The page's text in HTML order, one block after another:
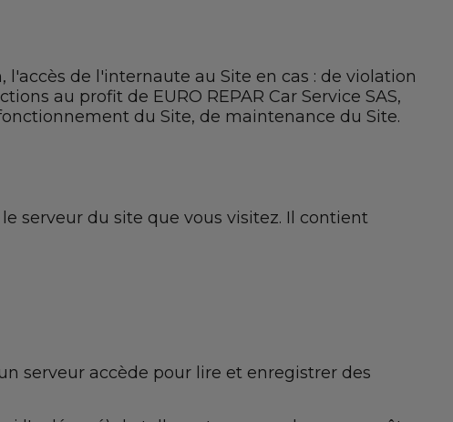
l'accès de l'internaute au Site en cas : de violation
au profit de EURO REPAR Car Service SAS,
du Site, de maintenance du Site.
serveur du site que vous visitez. Il contient
serveur accède pour lire et enregistrer des